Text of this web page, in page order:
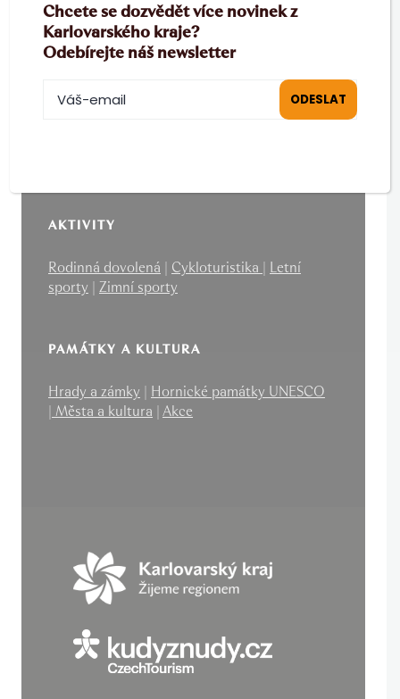
B2B|MICE|Filmová kancelář
AKTIVITY
Rodinná dovolená Cykloturistika
Letní
sporty
Zimní sporty
PAMÁTKY A KULTURA
Hrady a zámky
Hornické památky UNESCO
Města a kultura Akce
Chcete se dozvědět více novinek z
Karlovarského kraje?
Odebírejte náš newsletter